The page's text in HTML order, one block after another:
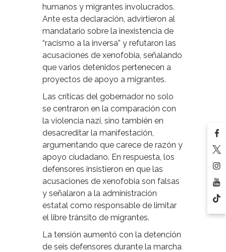
humanos y migrantes involucrados.
Ante esta declaración, advirtieron al
mandatario sobre la inexistencia de
“racismo a la inversa” y refutaron las
acusaciones de xenofobia, señalando
que varios detenidos pertenecen a
proyectos de apoyo a migrantes.
Las críticas del gobernador no solo
se centraron en la comparación con
la violencia nazi, sino también en
desacreditar la manifestación,
argumentando que carece de razón y
apoyo ciudadano. En respuesta, los
defensores insistieron en que las
acusaciones de xenofobia son falsas
y señalaron a la administración
estatal como responsable de limitar
el libre tránsito de migrantes.
La tensión aumentó con la detención
de seis defensores durante la marcha